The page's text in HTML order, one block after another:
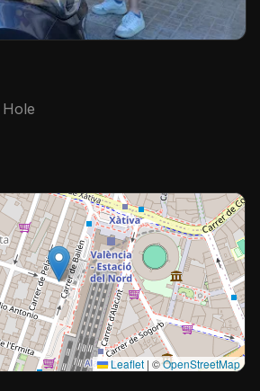
Leaflet | ©OpenStreetMap